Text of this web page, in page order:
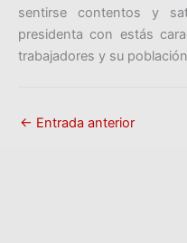
sentirse contentos y
presidenta con estás
trabajadores y su
← Entrada anterior